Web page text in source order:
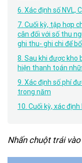
6. Xác định số NVL,
7. Cuối kỳ, tập hợp
cân đối với số thu
ghi thu- ghi chi để
8. Sau khi được
hiện thanh toán
9. Xác định số phí
trong năm
10. Cuối kỳ, xác
Nhấn chuột trái